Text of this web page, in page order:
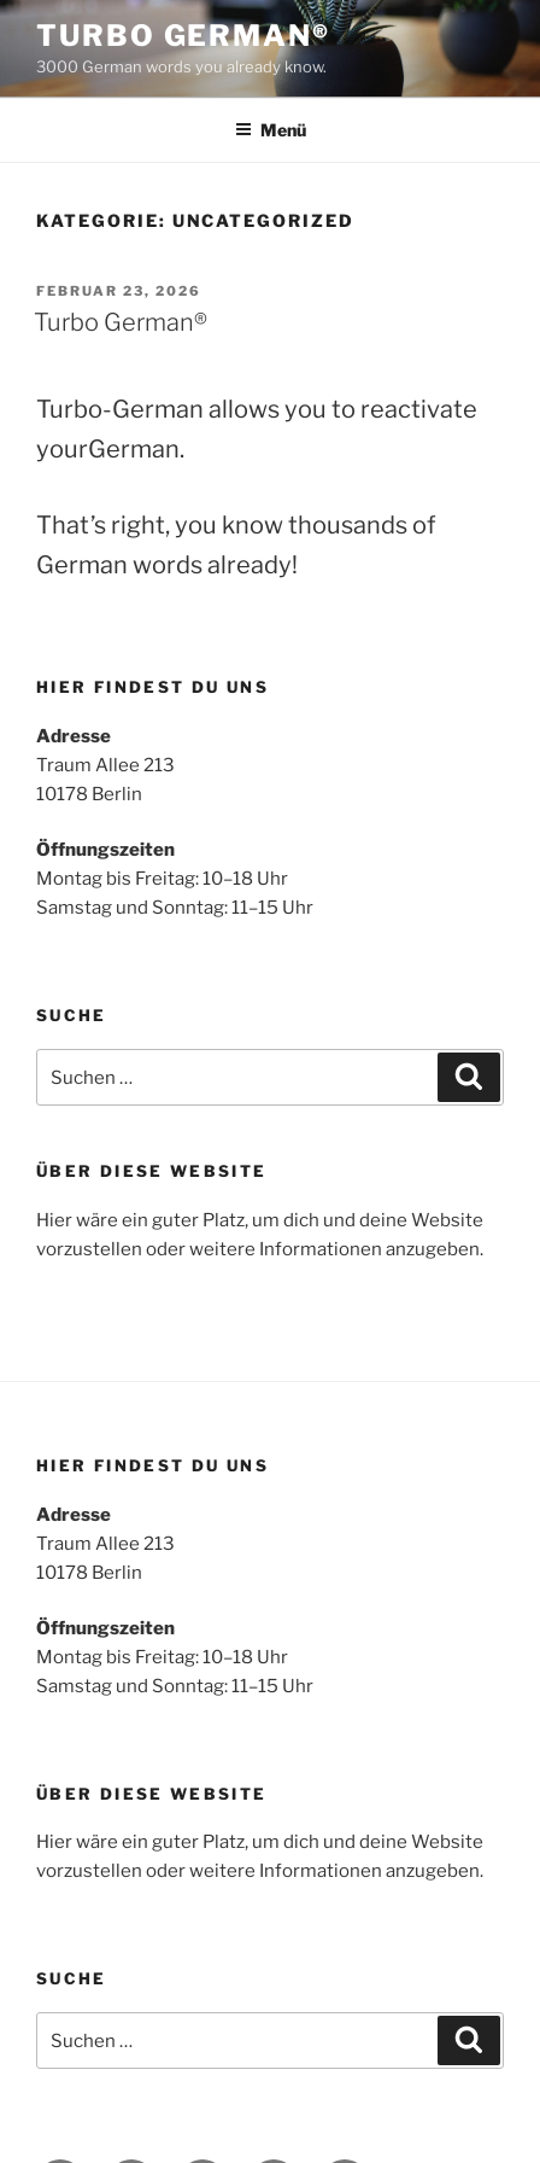
Zum
Inhalt
springen
TURBO GERMAN®
3000 German words you already know.
Menü
KATEGORIE: UNCATEGORIZED
VERÖFFENTLICHT
AM
FEBRUAR 23, 2026
Turbo German®
Turbo-German allows you to reactivate
yourGerman.
That’s right, you know thousands of
German words already!
HIER FINDEST DU UNS
Adresse
Traum Allee 213
10178 Berlin
Öffnungszeiten
Montag bis Freitag: 10–18 Uhr
Samstag und Sonntag: 11–15 Uhr
SUCHE
nach:
ÜBER DIESE WEBSITE
Hier wäre ein guter Platz, um dich und deine Website
vorzustellen oder weitere Informationen anzugeben.
HIER FINDEST DU UNS
Adresse
Traum Allee 213
10178 Berlin
Öffnungszeiten
Montag bis Freitag: 10–18 Uhr
Samstag und Sonntag: 11–15 Uhr
ÜBER DIESE WEBSITE
Hier wäre ein guter Platz, um dich und deine Website
vorzustellen oder weitere Informationen anzugeben.
SUCHE
nach: